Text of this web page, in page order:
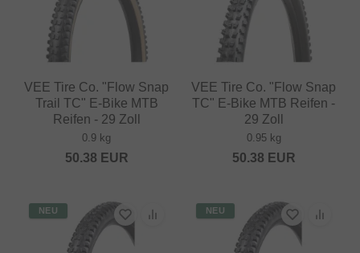
VEE Tire Co. "Flow Snap
Trail TC" E-Bike MTB
Reifen - 29 Zoll
0.9 kg
50.38 EUR
VEE Tire Co. "Flow Snap
TC" E-Bike MTB Reifen -
29 Zoll
0.95 kg
50.38 EUR
NEU NEU